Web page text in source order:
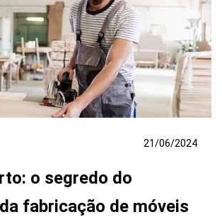
21/06/2024
o segredo do
fabricação de móveis